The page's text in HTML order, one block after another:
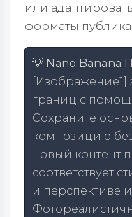
или
форматы
💡 Nano Banana
[Изображение1]
границ с
Сохраните
композицию
новый контент
соответствует
и перспективе